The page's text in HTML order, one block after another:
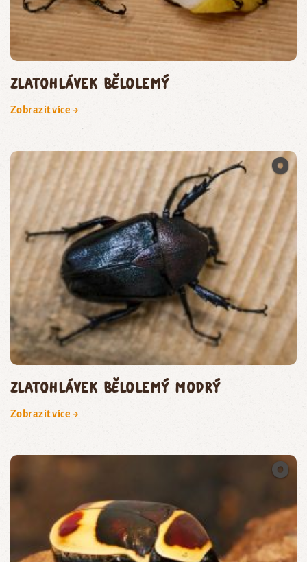
zlatohlávek bělolemý
Zobrazit více →
zlatohlávek bělolemý modrý
Zobrazit více →